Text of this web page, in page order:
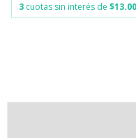
3 cuotas sin interés de